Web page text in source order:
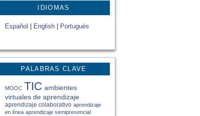
IDIOMAS
Español English Portugués
PALABRAS CLAVE
MOOC TIC ambientes
virtuales de aprendizaje
aprendizaje colaborativo aprendizaje
en línea aprendizaje semipresencial